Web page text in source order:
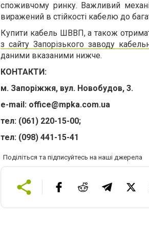
споживчому ринку. Важливий
виражений в стійкості кабелю до
Купити кабель ШВВП, а також
з сайту Запорізького заводу
даними вказаними нижче.
КОНТАКТИ:
м. Запоріжжя, вул. Новобудов, 3.
e-mail: office@mpka.com.ua
тел: (061) 220-15-00;
тел: (098) 441-15-41
Поділіться та підписуйтесь на наші джерела